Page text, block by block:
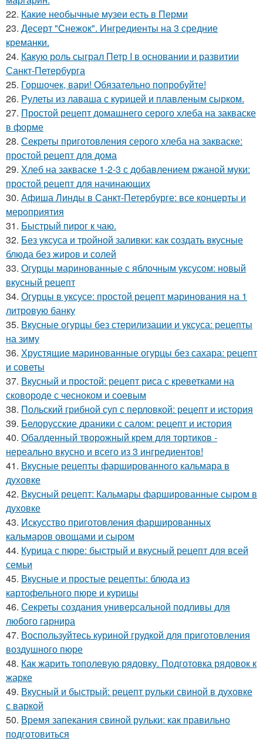
22. Какие необычные музеи есть в Перми
23. Десерт "Снежок". Ингредиенты на 3 средние
креманки.
24. Какую роль сыграл Петр I в основании и развитии
Санкт-Петербурга
25. Горшочек, вари! Обязательно попробуйте!
26. Рулеты из лаваша с курицей и плавленым сырком.
27. Простой рецепт домашнего серого хлеба на закваске
в форме
28. Секреты приготовления серого хлеба на закваске:
простой рецепт для дома
29. Хлеб на закваске 1-2-3 с добавлением ржаной муки:
простой рецепт для начинающих
30. Афиша Линды в Санкт-Петербурге: все концерты и
мероприятия
31. Быстрый пирог к чаю.
32. Без уксуса и тройной заливки: как создать вкусные
блюда без жиров и солей
33. Огурцы маринованные с яблочным уксусом: новый
вкусный рецепт
34. Огурцы в уксусе: простой рецепт маринования на 1
литровую банку
35. Вкусные огурцы без стерилизации и уксуса: рецепты
на зиму
36. Хрустящие маринованные огурцы без сахара: рецепт
и советы
37. Вкусный и простой: рецепт риса с креветками на
сковороде с чесноком и соевым
38. Польский грибной суп с перловкой: рецепт и история
39. Белорусские драники с салом: рецепт и история
40. Обалденный творожный крем для тортиков -
нереально вкусно и всего из 3 ингредиентов!
41. Вкусные рецепты фаршированного кальмара в
духовке
42. Вкусный рецепт: Кальмары фаршированные сыром в
духовке
43. Искусство приготовления фаршированных
кальмаров овощами и сыром
44. Курица с пюре: быстрый и вкусный рецепт для всей
семьи
45. Вкусные и простые рецепты: блюда из
картофельного пюре и курицы
46. Секреты создания универсальной подливы для
любого гарнира
47. Воспользуйтесь куриной грудкой для приготовления
воздушного пюре
48. Как жарить тополевую рядовку. Подготовка рядовок к
жарке
49. Вкусный и быстрый: рецепт рульки свиной в духовке
с варкой
50. Время запекания свиной рульки: как правильно
подготовиться